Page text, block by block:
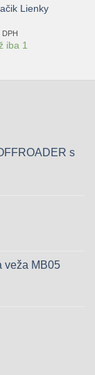
Lienky
DPH
iba 1
s
veža MB05